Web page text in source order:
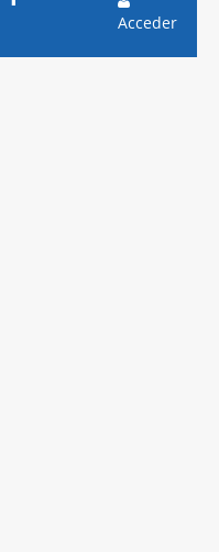
Acceder